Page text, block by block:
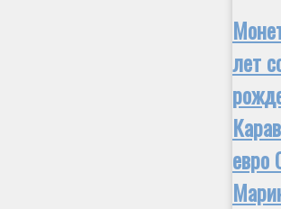
лет
евро